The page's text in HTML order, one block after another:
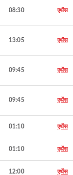
08:30 एथेंस
13:05 एथेंस
09:45 एथेंस
09:45 एथेंस
01:10 एथेंस
01:10 एथेंस
12:00 एथेंस